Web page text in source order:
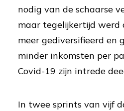
nodig van de schaarse
maar tegelijkertijd werd
meer gediversifieerd en
minder inkomsten per
Covid-19 zijn intrede
In twee sprints van vijf